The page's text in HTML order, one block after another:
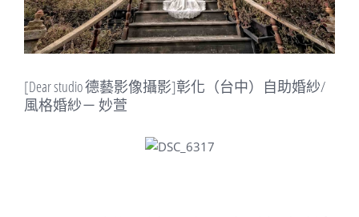
[Dear studio 德藝影像攝影]彰化（台中）自助婚紗/
風格婚紗－ 妙萱